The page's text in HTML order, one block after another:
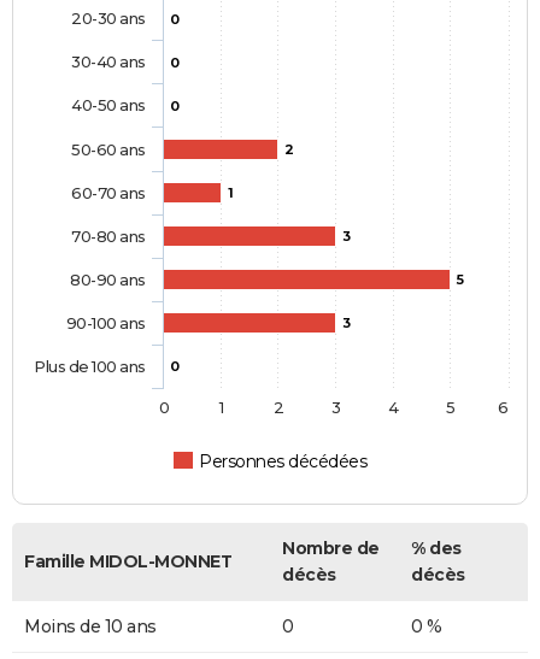
0
0
0
2
1
3
5
3
0
Personnes décédées
20-30 ans
30-40 ans
40-50 ans
50-60 ans
60-70 ans
70-80 ans
80-90 ans
90-100 ans
Plus de 100 ans
0 1 2 3 4 5 6
Famille MIDOL-MONNET
Nombre de
décès
% des
décès
Moins de 10 ans 0 0 %